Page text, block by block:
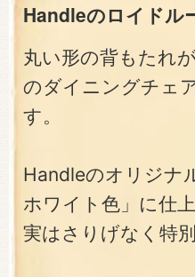
Handleのロイドル
丸い形の背もたれ
のダイニングチェ
す。
Handleのオリジナ
ホワイト色」に仕
実はさりげなく特